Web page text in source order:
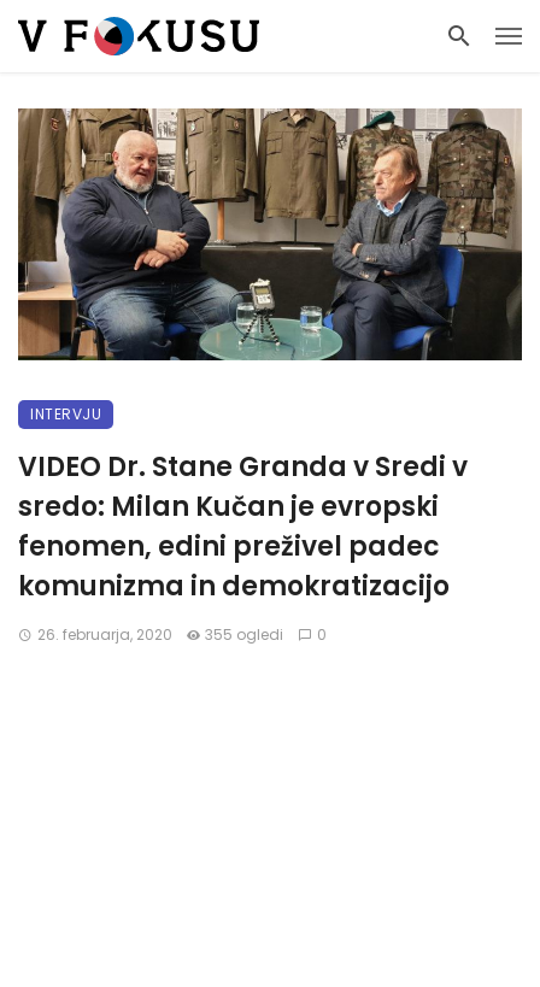
INTERVJU
VIDEO Dr. Stane Granda v Sredi v
sredo: Milan Kučan je evropski
fenomen, edini preživel padec
komunizma in demokratizacijo
26. februarja, 2020 355 ogledi 0